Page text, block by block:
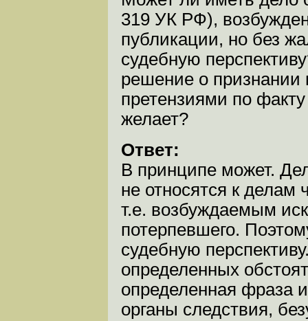
319 УК РФ),
публикации, но без
судебную
решение о
претензиями по
желает?
Ответ:
В принципе может.
не относятся к
т.е. возбуждаемым
потерпевшего.
судебную
определенных
определенная фраза
органы следствия,